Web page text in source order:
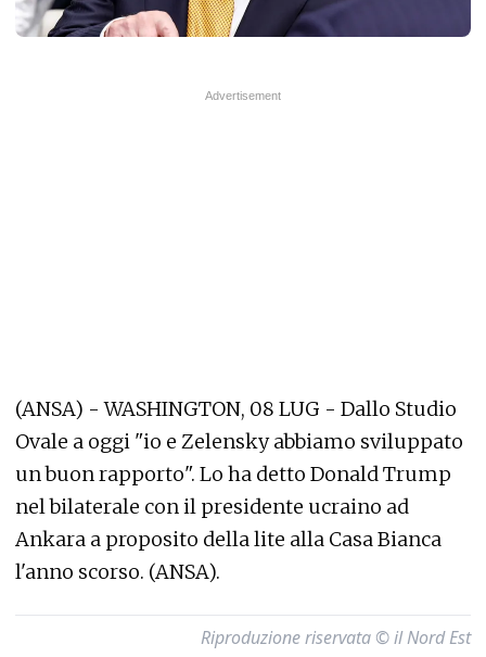
(ANSA) - WASHINGTON, 08 LUG - Dallo Studio
Ovale a oggi "io e Zelensky abbiamo sviluppato
un buon rapporto". Lo ha detto Donald Trump
nel bilaterale con il presidente ucraino ad
Ankara a proposito della lite alla Casa Bianca
l'anno scorso. (ANSA).
Riproduzione riservata © il Nord Est